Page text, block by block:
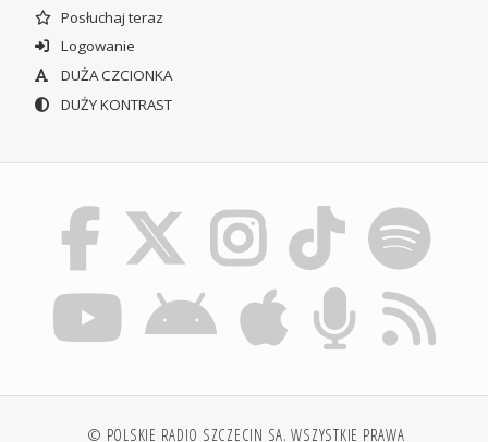
Posłuchaj teraz
Logowanie
DUŻA CZCIONKA
DUŻY KONTRAST
© POLSKIE RADIO SZCZECIN SA. WSZYSTKIE PRAWA